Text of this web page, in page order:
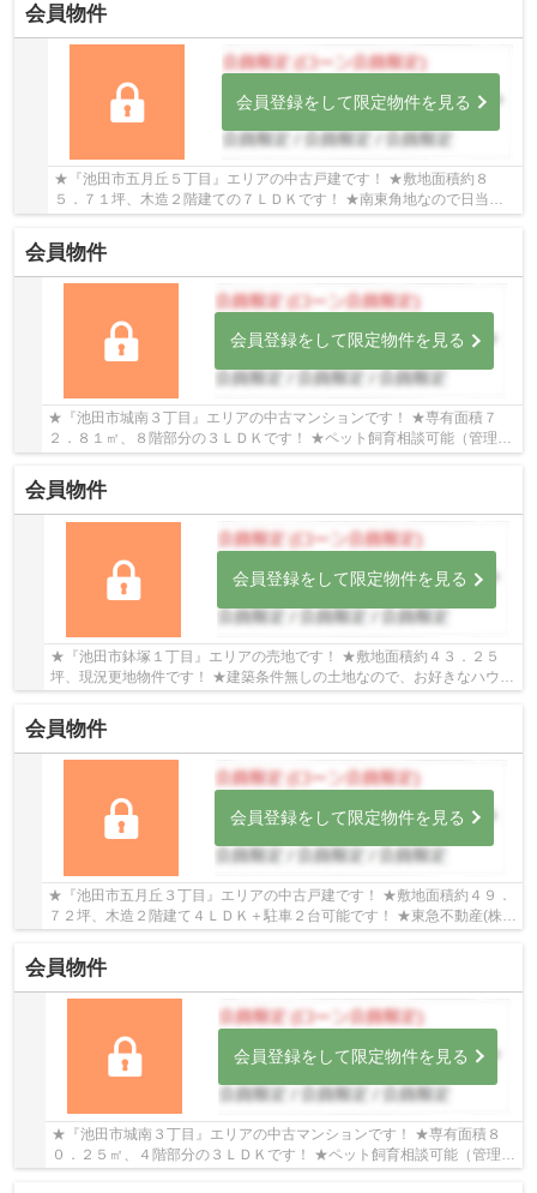
会員物件
会員登録をして限定物件を見る
★『池田市五月丘５丁目』エリアの中古戸建です！ ★敷地面積約８
５．７１坪、木造２階建ての７ＬＤＫです！ ★南東角地なので日当
り・通風良好です！
会員物件
会員登録をして限定物件を見る
★『池田市城南３丁目』エリアの中古マンションです！ ★専有面積７
２．８１㎡、８階部分の３ＬＤＫです！ ★ペット飼育相談可能（管理規
約による制限有り）です！ ★２０２６年９月末に室...
会員物件
会員登録をして限定物件を見る
★『池田市鉢塚１丁目』エリアの売地です！ ★敷地面積約４３．２５
坪、現況更地物件です！ ★建築条件無しの土地なので、お好きなハウス
会員物件
会員登録をして限定物件を見る
★『池田市五月丘３丁目』エリアの中古戸建です！ ★敷地面積約４９．
７２坪、木造２階建て４ＬＤＫ＋駐車２台可能です！ ★東急不動産(株)
会員物件
会員登録をして限定物件を見る
★『池田市城南３丁目』エリアの中古マンションです！ ★専有面積８
０．２５㎡、４階部分の３ＬＤＫです！ ★ペット飼育相談可能（管理規
約による制限有り）です！